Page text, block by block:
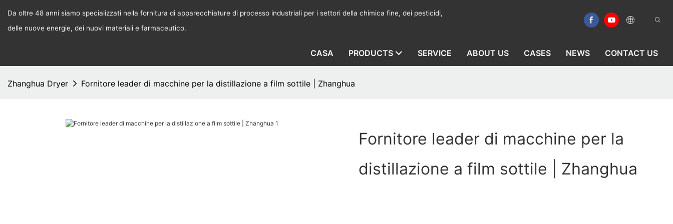
Da oltre 48 anni siamo specializzati nella fornitura di apparecchiature di processo industriali per i settori della chimica fine, dei pesticidi,
delle nuove energie, dei nuovi materiali e farmaceutico.
CASA PRODUCTS SERVICE ABOUT US CASES NEWS CONTACT US
Zhanghua Dryer Fornitore leader di macchine per la distillazione a film sottile | Zhanghua
Fornitore leader di macchine per la
distillazione a film sottile | Zhanghua